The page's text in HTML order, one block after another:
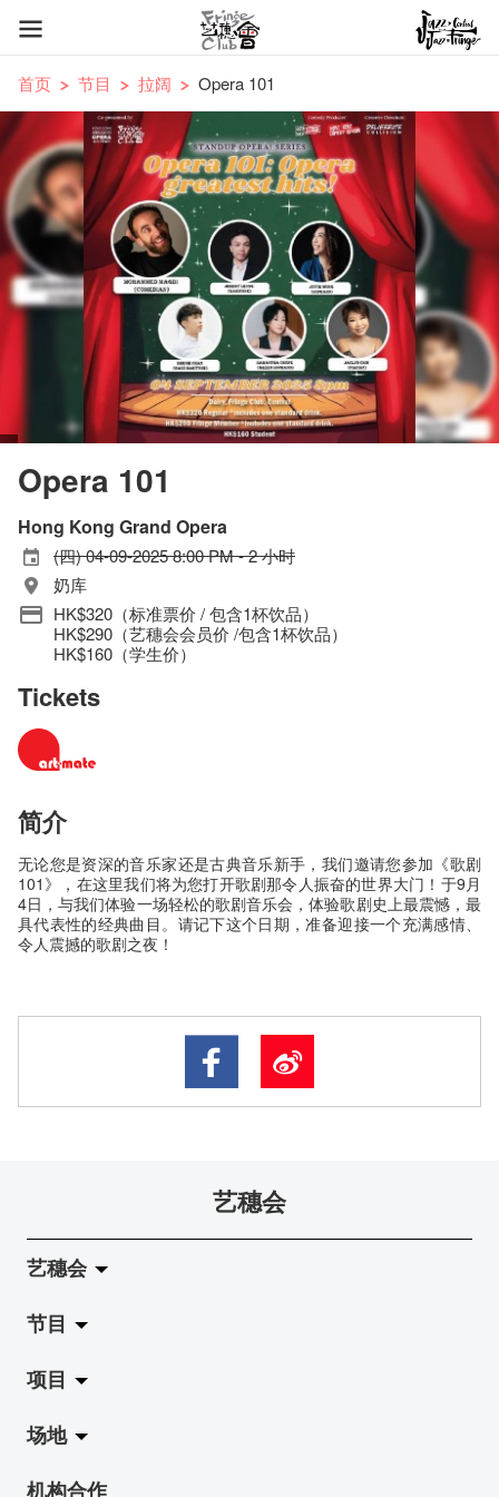
首页 节目 拉阔 Opera 101
Opera 101
Hong Kong Grand Opera
(四) 04-09-2025 8:00 PM - 2 小时
奶库
HK$320（标准票价 / 包含1杯饮品）
HK$290（艺穗会会员价 /包含1杯饮品）
HK$160（学生价）
Tickets
简介
无论您是资深的音乐家还是古典音乐新手，我们邀请您参加《歌剧
101》，在这里我们将为您打开歌剧那令人振奋的世界大门！于9月
4日，与我们体验一场轻松的歌剧音乐会，体验歌剧史上最震憾，最
具代表性的经典曲目。请记下这个日期，准备迎接一个充满感情、
令人震撼的歌剧之夜！
艺穗会
艺穗会
关于艺穗会
艺穗会的演化
使命与宗旨
艺穗会架构
节目
拉阔
展览
演出
项目
Jazz-Go-Central, Jazz-Go-Fringe
LPL
场地
陈丽玲划廊
机构合作